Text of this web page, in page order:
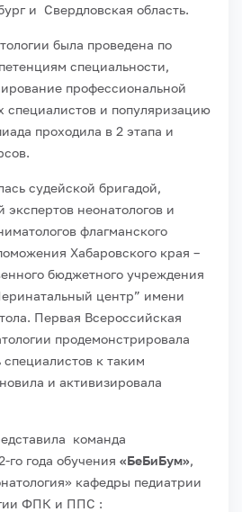
и Свердловская область.
была проведена по
специальности,
профессиональной
специалистов и популяризацию
проходила в 2 этапа и
судейской бригадой,
экспертов неонатологов и
флагманского
Хабаровского края –
бюджетного учреждения
центр” имени
Первая Всероссийская
продемонстрировала
к таким
и активизировала
команда
го года обучения «БеБиБум»,
кафедры педиатрии
ФПК и ППС :